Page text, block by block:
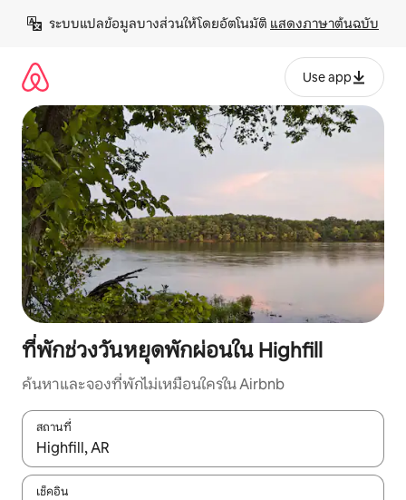
เนื้อหา
ระบบแปลข้อมูลบางส่วนให้โดยอัตโนมัติ แสดงภาษาต้นฉบับ
Use app
ที่พักช่วงวันหยุดพักผ่อนใน Highfill
ค้นหาและจองที่พักไม่เหมือนใครใน Airbnb
สถานที่
ใช้ลูกศรขึ้นลง หรือใช้การสัมผัสหรือปัด เพื่อสำรวจผลการค้นหา
เช็คอิน